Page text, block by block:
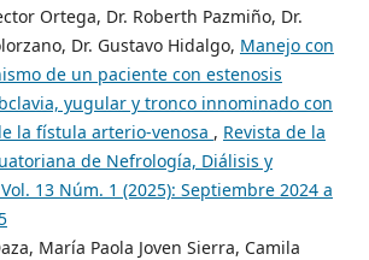
Ortega, Dr. Roberth Pazmiño, Dr.
Dr. Gustavo Hidalgo, Manejo con
de un paciente con estenosis
yugular y tronco innominado con
la fístula arterio-venosa , Revista de la
de Nefrología, Diálisis y
13 Núm. 1 (2025): Septiembre 2024 a
María Paola Joven Sierra, Camila